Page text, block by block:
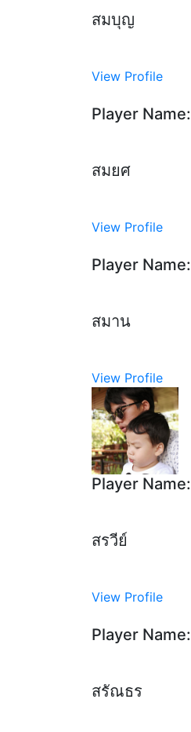
สมบุญ
View Profile
Player Name:
สมยศ
View Profile
Player Name:
สมาน
View Profile
Player Name:
สรวีย์
View Profile
Player Name:
สรัณธร